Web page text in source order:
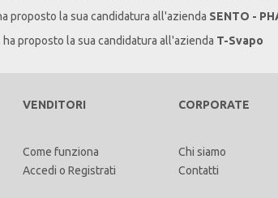
proposto la sua candidatura all'azienda SENTO -
. ha proposto la sua candidatura all'azienda T-Svapo
VENDITORI
Come funziona
Accedi oRegistrati
CORPORATE
Chi siamo
Contatti